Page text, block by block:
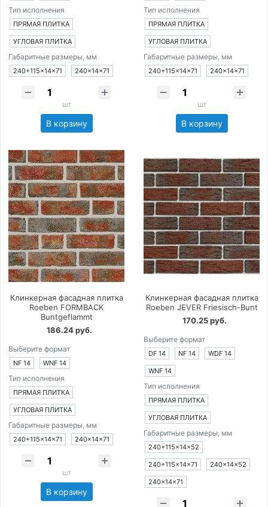
Тип исполнения
ПРЯМАЯ ПЛИТКА
УГЛОВАЯ ПЛИТКА
Габаритные размеры, мм
240+115×14×71 240×14×71
шт
В корзину
Тип исполнения
ПРЯМАЯ ПЛИТКА
УГЛОВАЯ ПЛИТКА
Габаритные размеры, мм
240+115×14×71 240×14×71
шт
В корзину
Клинкерная фасадная плитка
Roeben FORMBACK
Buntgeflammt
186.24 руб.
Выберите формат
NF 14 WNF 14
Тип исполнения
ПРЯМАЯ ПЛИТКА
УГЛОВАЯ ПЛИТКА
Габаритные размеры, мм
240+115×14×71 240×14×71
шт
В корзину
Клинкерная фасадная плитка
Roeben JEVER Friesisch-Bunt
170.25 руб.
Выберите формат
DF 14 NF 14 WDF 14
WNF 14
Тип исполнения
ПРЯМАЯ ПЛИТКА
УГЛОВАЯ ПЛИТКА
Габаритные размеры, мм
240+115×14×52
240+115×14×71 240×14×52
240×14×71